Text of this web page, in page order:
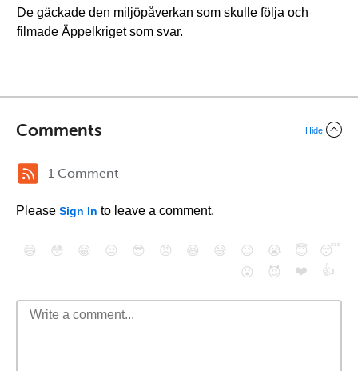
De gäckade den miljöpåverkan som skulle följa och
filmade Äppelkriget som svar.
Comments Hide
1 Comment
Please Sign In to leave a comment.
😄 😳 😁 😒 😎 😠 😆 😅 😉 😭 😇
😴
😮
😈 ❤️ 👍